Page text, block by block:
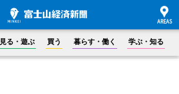
見る・遊ぶ 買う 暮らす・働く 学ぶ・知る